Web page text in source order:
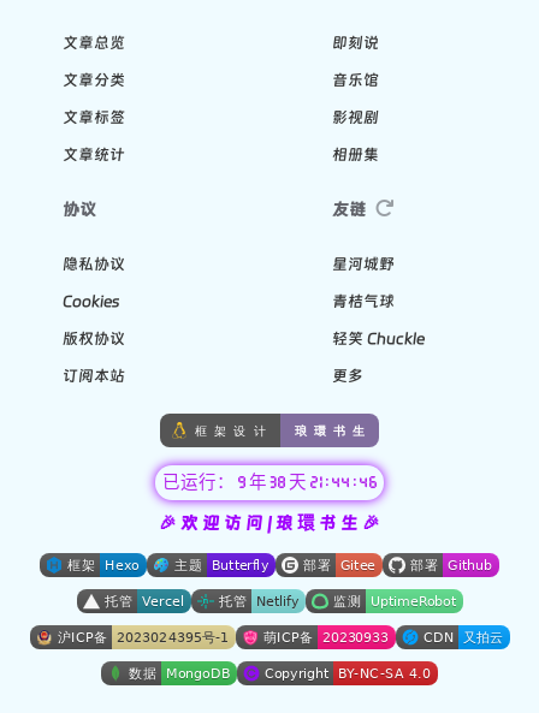
文章总览
文章分类
文章标签
文章统计
即刻说
音乐馆
影视剧
相册集
协议
隐私协议
Cookies
版权协议
订阅本站
友链
星河城野
青桔气球
轻笑 Chuckle
更多
已运行： 9 年 38 天 21 : 44 : 46
🎉 欢 迎 访 问 | 琅 環 书 生 🎉